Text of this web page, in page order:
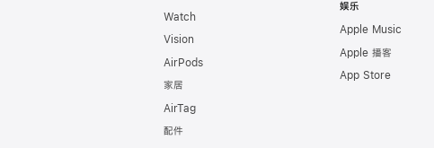
Watch
Vision
AirPods
家居
AirTag
配件
娱乐
Apple Music
Apple 播客
App Store